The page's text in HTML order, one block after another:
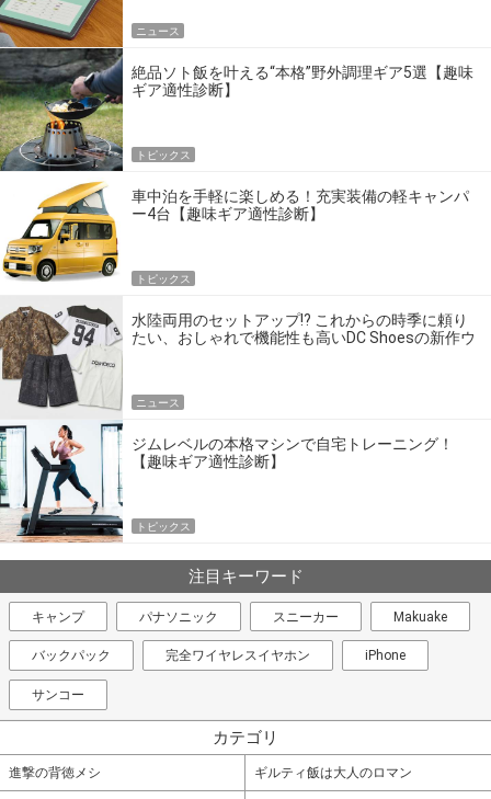
ニュース
絶品ソト飯を叶える“本格”野外調理ギア5選【趣味
ギア適性診断】
トピックス
車中泊を手軽に楽しめる！充実装備の軽キャンパ
ー4台【趣味ギア適性診断】
トピックス
水陸両用のセットアップ!? これからの時季に頼り
たい、おしゃれで機能性も高いDC Shoesの新作ウ
ニュース
ジムレベルの本格マシンで自宅トレーニング！
【趣味ギア適性診断】
トピックス
注目キーワード
キャンプ パナソニック スニーカー Makuake
バックパック 完全ワイヤレスイヤホン iPhone
サンコー
カテゴリ
進撃の背徳メシ ギルティ飯は大人のロマン